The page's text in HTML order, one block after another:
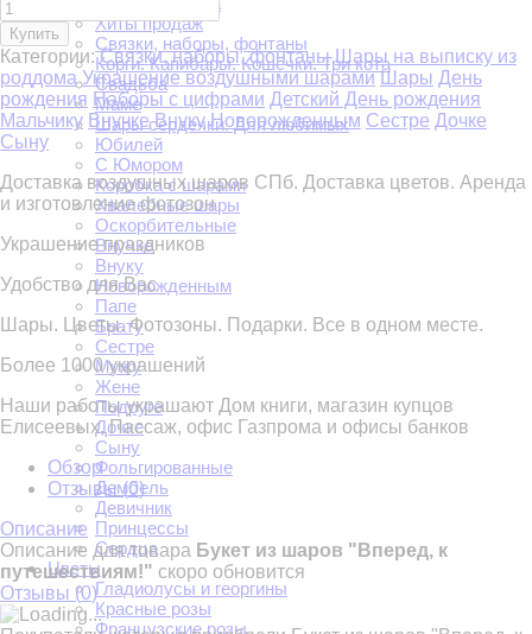
Хиты продаж
Связки, наборы, фонтаны
Корги. Капибары. Кошечки. Три кота
Свадьба
Маме
Шары сердечки. Для любимых
Юбилей
С Юмором
Коробка с шарами
Хвалебные шары
Оскорбительные
Внучке
Внуку
Новорожденным
Папе
Брату
Сестре
Мужу
Жене
Подруге
Дочке
Сыну
Фольгированные
Дембель
Девичник
Принцессы
Сердца
Цветы
Гладиолусы и георгины
Красные розы
Французские розы
Купить
Категории:Связки, наборы, фонтаны Шары на выписку из
роддома Украшение воздушными шарами Шары День
рождения Наборы с цифрами Детский День рождения
Мальчику Внучке Внуку Новорожденным Сестре Дочке
Сыну
Доставка воздушных шаров СПб. Доставка цветов. Аренда
и изготовление фотозон
Украшение праздников
Удобство для Вас
Шары. Цветы. Фотозоны. Подарки. Все в одном месте.
Более 1000 украшений
Наши работы украшают Дом книги, магазин купцов
Елисеевых, Пассаж, офис Газпрома и офисы банков
Обзор
Отзывы (0)
Описание
Описание для товара Букет из шаров "Вперед, к
путешествиям!" скоро обновится
Отзывы (0)